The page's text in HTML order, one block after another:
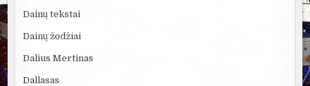
Dainų tekstai
Dainų žodžiai
Dalius Mertinas
Dallasas